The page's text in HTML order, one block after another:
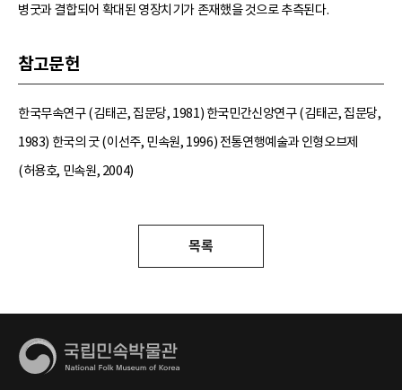
병굿과 결합되어 확대된 영장치기가 존재했을 것으로 추측된다.
참고문헌
한국무속연구 (김태곤, 집문당, 1981) 한국민간신앙연구 (김태곤, 집문당,
1983) 한국의 굿 (이선주, 민속원, 1996) 전통연행예술과 인형오브제
(허용호, 민속원, 2004)
목록